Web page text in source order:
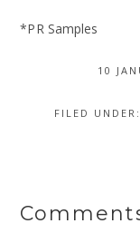
*PR Samples
10
FILED UNDER: